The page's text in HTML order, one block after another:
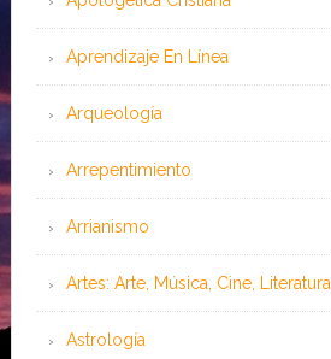
Aprendizaje En Línea
Arqueología
Arrepentimiento
Arrianismo
Artes: Arte, Música, Cine, Literatura
Astrología